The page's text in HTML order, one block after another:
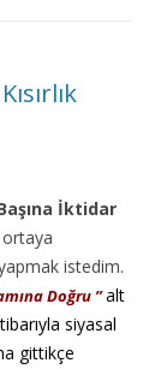
İktidar
ortaya
istedim.
Doğru ”alt
siyasal
gittikçe